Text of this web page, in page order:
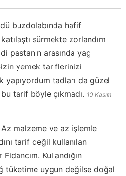
buzdolabında hafif
sürmekte zorlandım
pastanın arasında yag
yemek tariflerinizi
yapıyordum tadları da güzel
tarif böyle çıkmadı. 10 Kasım
Az malzeme ve az işlemle
tarif değil kullanılan
Kullandığın
tüketime uygun değilse doğal